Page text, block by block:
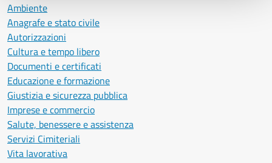
Ambiente
Anagrafe e stato civile
Autorizzazioni
Cultura e tempo libero
Documenti e certificati
Educazione e formazione
Giustizia e sicurezza pubblica
Imprese e commercio
Salute, benessere e assistenza
Servizi Cimiteriali
Vita lavorativa